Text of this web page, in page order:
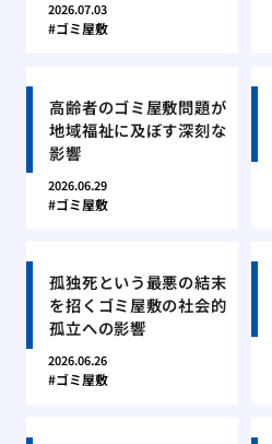
2026.07.03
ゴミ屋敷
高齢者のゴミ屋敷問題が
地域福祉に及ぼす深刻な
影響
2026.06.29
ゴミ屋敷
孤独死という最悪の結末
を招くゴミ屋敷の社会的
孤立への影響
2026.06.26
ゴミ屋敷